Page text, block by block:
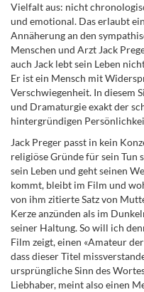
Vielfalt aus: nicht
und emotional. Das erlaubt
Annäherung an den
Menschen und Arzt Jack
auch Jack lebt sein Leben
Er ist ein Mensch mit
Verschwiegenheit. In diesem
und Dramaturgie exakt der
hintergründigen
Jack Preger passt in kein
religiöse Gründe für sein Tun
sein Leben und geht seinen
kommt, bleibt im Film und
von ihm zitierte Satz von
Kerze anzünden als im
seiner Haltung.So will ich
Film zeigt, einen «Amateur
dass dieser Titel
ursprüngliche Sinn des
Liebhaber, meint also einen